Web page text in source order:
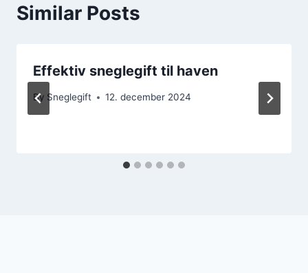
Similar Posts
Effektiv sneglegift til haven
By Sneglegift 12. december 2024